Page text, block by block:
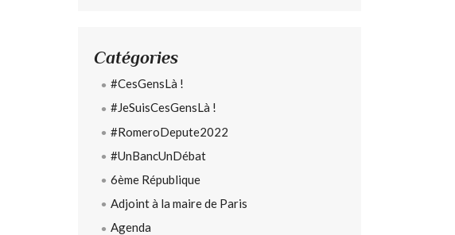
Catégories
#CesGensLà !
#JeSuisCesGensLà !
#RomeroDepute2022
#UnBancUnDébat
6ème République
Adjoint à la maire de Paris
Agenda